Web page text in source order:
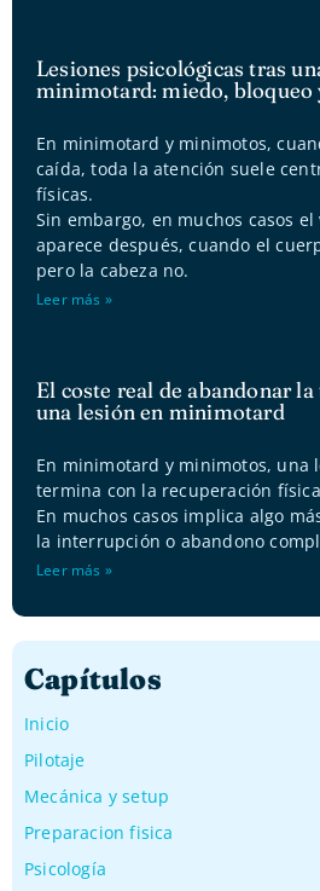
Lesiones psicológicas tras
minimotard: miedo, bloqueo
En minimotard y minimotos,
caída, toda la atención suele
físicas.
Sin embargo, en muchos casos
aparece después, cuando el
pero la cabeza no.
Leer más »
El coste real de abandonar
una lesión en minimotard
En minimotard y minimotos, una
termina con la recuperación
En muchos casos implica algo
la interrupción o abandono
Leer más »
Capítulos
Inicio
Pilotaje
Mecánica y setup
Preparacion fisica
Psicología